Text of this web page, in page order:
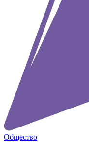
Общество